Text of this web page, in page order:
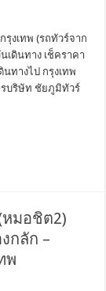
งเทพ (รถทัวร์จาก
เดินทาง เช็คราคา
ทางไป กรุงเทพ
รบริษัท ชัยภูมิทัวร์
มอชิต2)
กลัก –
พ